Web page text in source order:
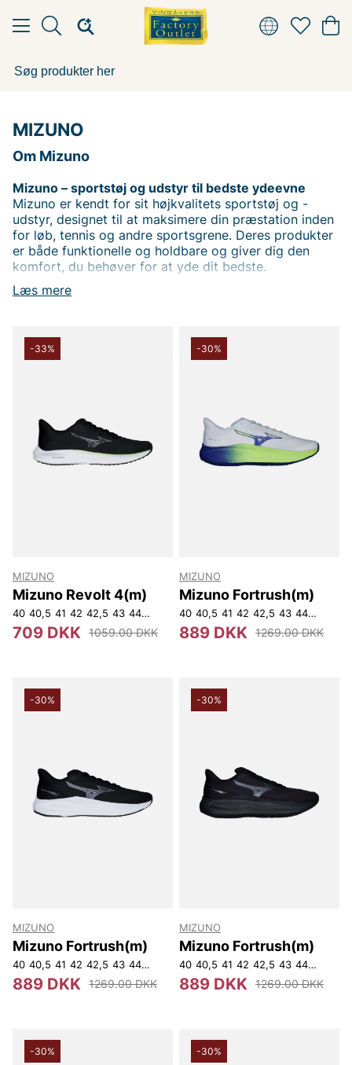
MIZUNO
Læs mere
Om Mizuno
Mizuno – sportstøj og udstyr til bedste ydeevne
Mizuno er kendt for sit højkvalitets sportstøj og -
udstyr, designet til at maksimere din præstation inden
for løb, tennis og andre sportsgrene. Deres produkter
er både funktionelle og holdbare og giver dig den
komfort, du behøver for at yde dit bedste.
Fra løbesko og sportstøj til tennisudstyr – Mizuno
tilbyder produkter, der klarer både træning og
-33%
MIZUNO
Mizuno Revolt 4(m)
40 40,5 41 42 42,5 43 44 44,5 45 46 46,5
709 DKK 1059.00 DKK
-30%
MIZUNO
Mizuno Fortrush(m)
40 40,5 41 42 42,5 43 44 44,5
889 DKK 1269.00 DKK
-30%
MIZUNO
Mizuno Fortrush(m)
40 40,5 41 42 42,5 43 44 44,5 45 46 46,5
889 DKK 1269.00 DKK
-30%
MIZUNO
Mizuno Fortrush(m)
40 40,5 41 42 42,5 43 44 44,5
889 DKK 1269.00 DKK
-30% -30%